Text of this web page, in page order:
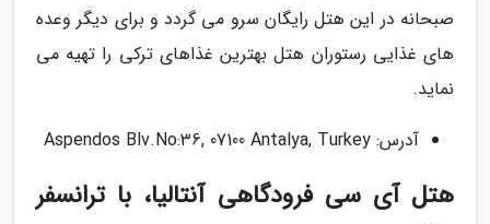
صبحانه در این هتل رایگان سرو می گردد و برای دیگر وعده
های غذایی رستوران هتل بهترین غذاهای ترکی را تهیه می
نماید.
آدرس: Aspendos Blv.No:36, 07100 Antalya, Turkey
هتل آی سی فرودگاهی آنتالیا، با ترانسفر